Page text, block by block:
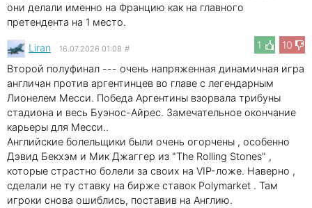
они делали именно на Францию как на главного
претендента на 1 место.
1
10
Liran 16.07.2026 01:08 #
Второй полуфинал --- очень напряженная динамичная игра
англичан против аргентинцев во главе с легендарным
Лионелем Месси. Победа Аргентины взорвала трибуны
стадиона и весь Буэнос-Айрес. Замечательное окончание
карьеры для Месси..
Английские болельщики были очень огорчены , особенно
Дэвид Бекхэм и Мик Джаггер из "The Rolling Stones" ,
которые страстно болели за своих на VIP-ложе. Наверно ,
сделали не ту ставку на бирже ставок Polymarket . Там
игроки снова ошиблись, поставив на Англию.